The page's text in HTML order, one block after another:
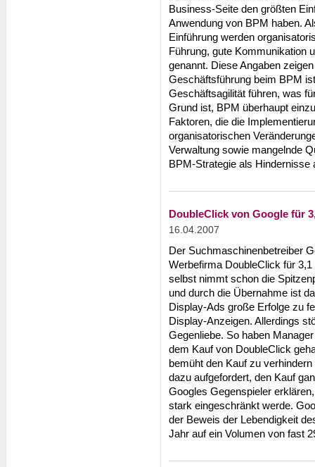
Business-Seite den größten
Anwendung von BPM haben.
Einführung werden
Führung, gute Kommunikation
genannt. Diese Angaben
Geschäftsführung beim BPM
Geschäftsagilität führen, was
Grund ist, BPM überhaupt
Faktoren, die die
organisatorischen
Verwaltung sowie mangelnde
BPM-Strategie als Hindernisse
DoubleClick von Google für
16.04.2007
Der Suchmaschinenbetreiber
Werbefirma DoubleClick für
selbst nimmt schon die
und durch die Übernahme ist
Display-Ads große Erfolge zu
Display-Anzeigen. Allerdings
Gegenliebe. So haben
dem Kauf von DoubleClick
bemüht den Kauf zu
dazu aufgefordert, den Kauf
Googles Gegenspieler
stark eingeschränkt werde.
der Beweis der Lebendigkeit
Jahr auf ein Volumen von fast